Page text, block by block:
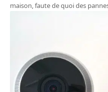
maison, faute de quoi des